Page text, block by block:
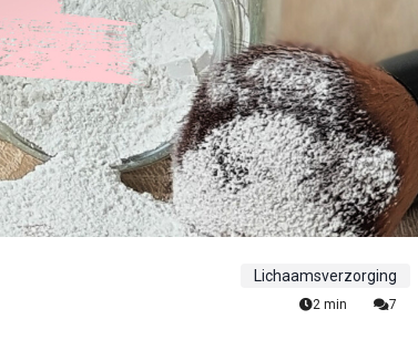
Lichaamsverzorging
2 min 7